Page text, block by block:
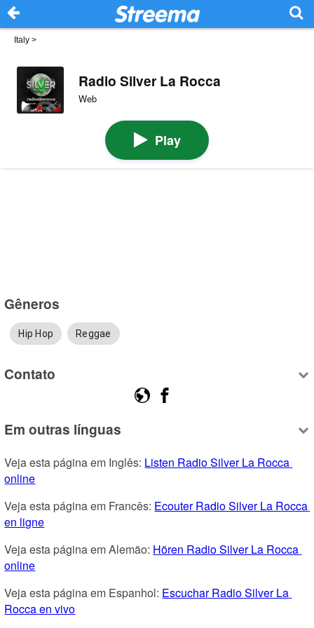
Italy >
Radio Silver La Rocca
Web
Play
Gêneros
Hip Hop Reggae
Contato
Em outras línguas
Veja esta página em Inglês: Listen Radio Silver La Rocca
online
Veja esta página em Francês: Ecouter Radio Silver La Rocca
en ligne
Veja esta página em Alemão: Hören Radio Silver La Rocca
online
Veja esta página em Espanhol: Escuchar Radio Silver La
Rocca en vivo